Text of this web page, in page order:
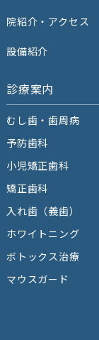
院紹介‧アクセス
設備紹介
診療案内
むし歯・歯周病
予防⻭科
小児矯正歯科
矯正⻭科
⼊れ⻭（義⻭）
ホワイトニング
ボトックス治療
マウスガード